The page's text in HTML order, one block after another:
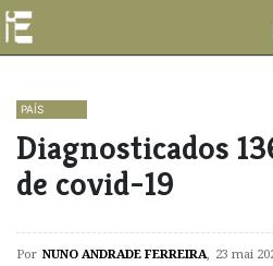
PAÍS
Diagnosticados
de covid-19
Por NUNO ANDRADE FERREIRA, 23 mai